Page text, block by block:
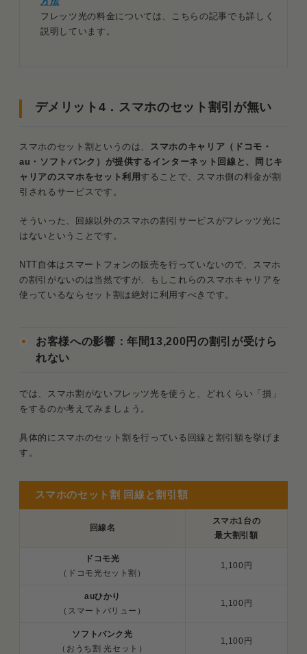
フレッツ光の料金については、こちらの記事でも詳しく
説明しています。
デメリット4．スマホのセット割引が無い
スマホのセット割というのは、
スマホのキャリア（ドコモ・
au・ソフトバンク）が提供する インターネット回線と、同じキ
ャリアのスマホをセット利用することで、スマホ側の料金が割
引されるサービスです。
そういった、回線以外のスマホの割引サービスがフレッツ光に
はないということです。
NTT自体はスマートフォンの販売を行っていないので、スマホ
の割引がないのは当然ですが、もしこれらのスマホキャリアを
使っているならセット割は絶対に利用すべきです。
お客様への影響：年間13,200円の割引が受けら
れない
では、スマホ割がないフレッツ光を使うと、どれくらい「損」
をするのか考えてみましょう。
具体的にスマホのセット割を行っている回線と割引額を挙げま
す。
回線名
スマホ1台の
最大割引額
ドコモ光
（ドコモ光セット割）
1,100円
auひかり
（スマートバリュー）
1,100円
ソフトバンク光
（おうち割 光セット）
1,100円
スマホのセット割 回線と割引額